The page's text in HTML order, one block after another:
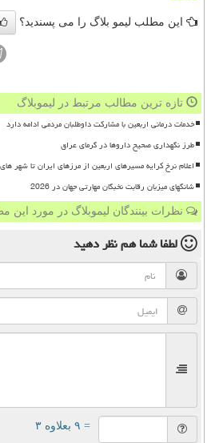
این مطلب لیمو بلاگ را می پسندید؟
تازه ترین مطالب مرتبط در لیموبلاگ
خدمات درمانی اربعین با مشارکت داوطلبان مردمی ادامه دارد
طرز نگهداری صحیح داروها در گرمای عراق
اعلام نرخ کرایه مسیرهای اربعین از مرزهای ایران تا شهر
شانگهای میزبان رقابت نخبگان مهارتی جهان در 2026
نظرات بینندگان لیموبلاگ در مورد این
لطفا شما همنظر دهید
= ۹ بعلاوه ۳